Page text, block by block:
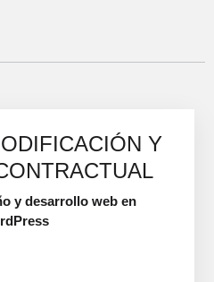
Y
y desarrollo web en